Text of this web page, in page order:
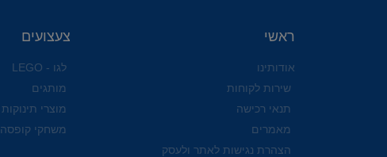
ראשי
אודותינו
שירות לקוחות
תנאי רכישה
מאמרים
הצהרת נגישות לאתר ולעסק
צעצועים
לגו - LEGO
מותגים
מוצרי תינוקות
משחקי קופסה